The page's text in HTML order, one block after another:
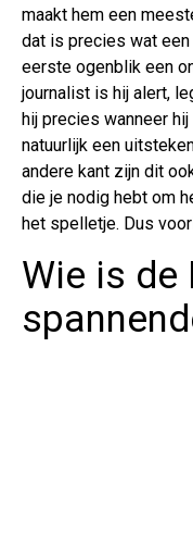
maakt hem een
dat is precies wat
eerste ogenblik een
journalist is hij alert,
hij precies wanneer
natuurlijk een
andere kant zijn dit
die je nodig hebt om
het spelletje. Dus
Wie is de